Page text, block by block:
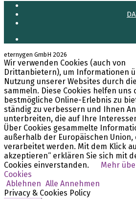
eternygen GmbH 2026
Wir verwenden Cookies (auch von
Drittanbietern), um Informationen
Nutzung unserer Websites durch
sammeln. Diese Cookies helfen uns
bestmögliche Online-Erlebnis zu
ständig zu verbessern und Ihnen
unterbreiten, die auf Ihre
Über Cookies gesammelte
außerhalb der Europäischen Union,
verarbeitet werden. Mit dem Klick
akzeptieren“ erklären Sie sich mit
Cookies einverstanden.
Mehr
Cookies
Ablehnen Alle Annehmen
Privacy & Cookies Policy